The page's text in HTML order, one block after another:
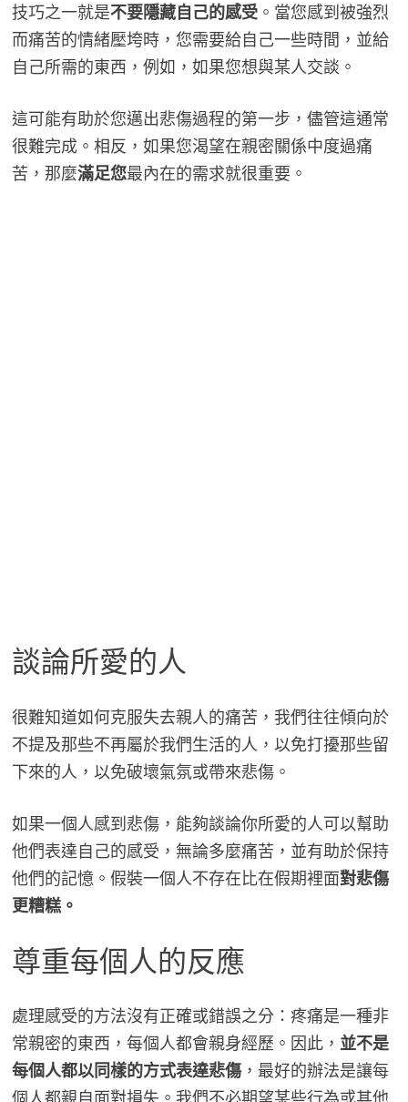
技巧之一就是不要隱藏自己的感受。當您感到被強烈
而痛苦的情緒壓垮時，您需要給自己一些時間，並給
自己所需的東西，例如，如果您想與某人交談。
這可能有助於您邁出悲傷過程的第一步，儘管這通常
很難完成。相反，如果您渴望在親密關係中度過痛
苦，那麼滿足您最內在的需求就很重要。
談論所愛的人
很難知道如何克服失去親人的痛苦，我們往往傾向於
不提及那些不再屬於我們生活的人，以免打擾那些留
下來的人，以免破壞氣氛或帶來悲傷。
如果一個人感到悲傷，能夠談論你所愛的人可以幫助
他們表達自己的感受，無論多麼痛苦，並有助於保持
他們的記憶。假裝一個人不存在比在假期裡面對悲傷
更糟糕。
尊重每個人的反應
處理感受的方法沒有正確或錯誤之分：疼痛是一種非
常親密的東西，每個人都會親身經歷。因此， 並不是
每個人都以同樣的方式表達悲傷，最好的辦法是讓每